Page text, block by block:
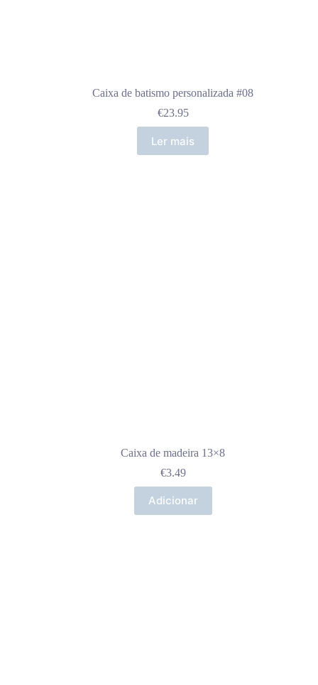
Caixa de batismo personalizada #08
€23.95
Ler mais
Caixa de madeira 13×8
€3.49
Adicionar